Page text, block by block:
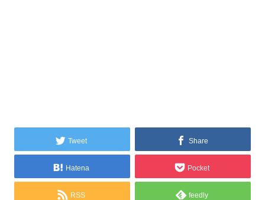
Tweet Share
Hatena Pocket
RSS feedly